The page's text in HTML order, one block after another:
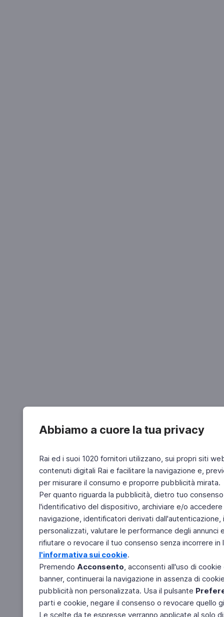
Abbiamo a cuore la tua privacy
Rai ed i suoi 1020 fornitori utilizzano, sui propri siti
contenuti digitali Rai e facilitare la navigazione e,
per misurare il consumo e proporre pubblicità mirata.
Per quanto riguarda la pubblicità, dietro tuo
l'identificativo del dispositivo, archiviare e/o
navigazione, identificatori derivati
personalizzati, valutare le performance degli
rifiutare o revocare il tuo consenso senza incorrere
l'informativa sui cookie.
Premendo Acconsento, acconsenti all'uso di
banner, continuerai la navigazione in assenza di
pubblicità non personalizzata. Usa il pulsante
parti e cookie, negare il consenso o revocare quello
Le scelte da te espresse verranno applicate al solo